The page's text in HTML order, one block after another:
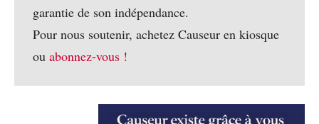
garantie de son indépendance.
Pour nous soutenir, achetez Causeur en kiosque
ou abonnez-vous !